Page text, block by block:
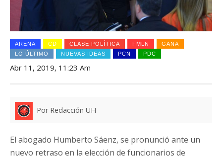
ARENA CD CLASE POLÍTICA FMLN
GANA
LO ÚLTIMO
NUEVAS IDEAS PCN PDC
Abr 11, 2019, 11:23 Am
Por Redacción UH
El abogado Humberto Sáenz, se pronunció ante un
nuevo retraso en la elección de funcionarios de